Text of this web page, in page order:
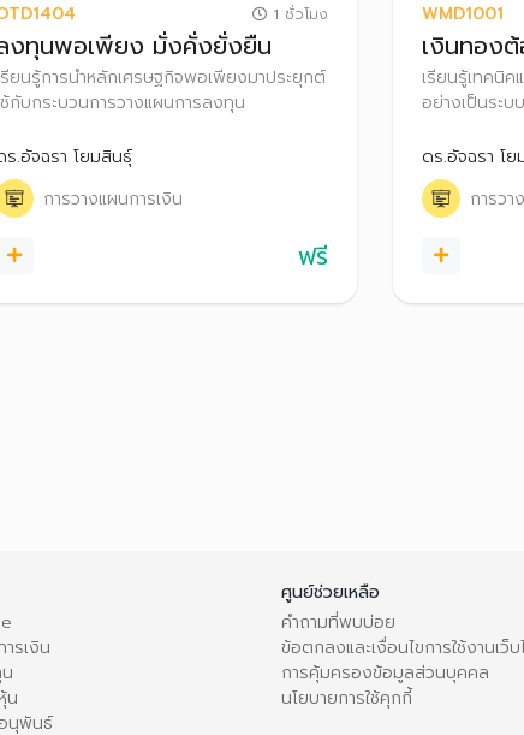
1 ชั่วโมง
งทุนพอเพียง มั่งคั่งยั่งยืน
รียนรู้การนำหลักเศรษฐกิจพอเพียงมาประยุกต์
ช้กับกระบวนการวางแผนการลงทุน
ร.อัจฉรา โยมสินธุ์
การวางแผนการเงิน
ฟรี
WMD1001
เงินทอง
เรียนรู้เทคนิค
อย่างเป็นระบ
อิสรภาพทางก
ดร.อัจฉรา โ
การวา
รเงิน
น
นุพันธ์
ศูนย์ช่วยเหลือ
คำถามที่พบบ่อย
ข้อตกลงและเงื่อนไขการใช้งานเว็
การคุ้มครองข้อมูลส่วนบุคคล
นโยบายการใช้คุกกี้